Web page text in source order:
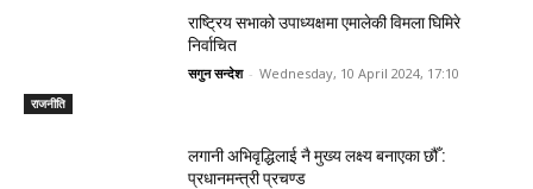
राजनीति
राष्ट्रिय सभाको उपाध्यक्षमा एमालेकी विमला घिमिरे
निर्वाचित
सगुन सन्देश - Wednesday, 10 April 2024, 17:10
लगानी अभिवृद्धिलाई नै मुख्य लक्ष्य बनाएका छौँ :
प्रधानमन्त्री प्रचण्ड